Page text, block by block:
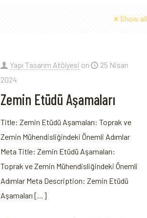
Show all
Yapı Tasarım Atölyesi on
25 Nisan
2024
Zemin Etüdü Aşamaları
Title: Zemin Etüdü Aşamaları: Toprak ve
Zemin Mühendisliğindeki Önemli Adımlar
Meta Title: Zemin Etüdü Aşamaları:
Toprak ve Zemin Mühendisliğindeki Önemli
Adımlar Meta Description: Zemin Etüdü
Aşamaları […]